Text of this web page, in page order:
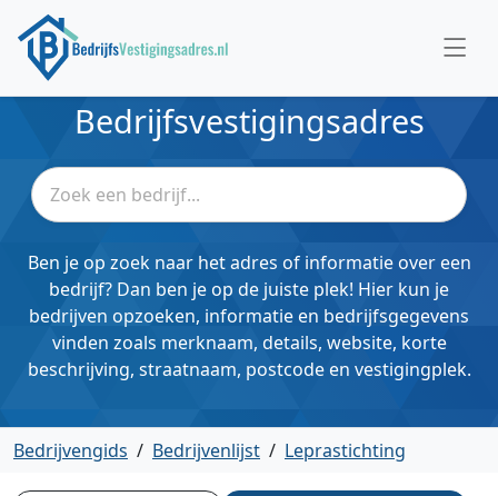
Bedrijfsvestigingsadres
Ben je op zoek naar het adres of informatie over een
bedrijf? Dan ben je op de juiste plek! Hier kun je
bedrijven opzoeken, informatie en bedrijfsgegevens
vinden zoals merknaam, details, website, korte
beschrijving, straatnaam, postcode en vestigingplek.
Bedrijvengids / Bedrijvenlijst / Leprastichting